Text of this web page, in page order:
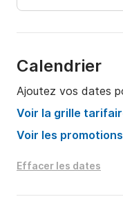
Calendrier
Ajoutez vos dates
Voir la grille
Voir les promotions
Effacer les dates